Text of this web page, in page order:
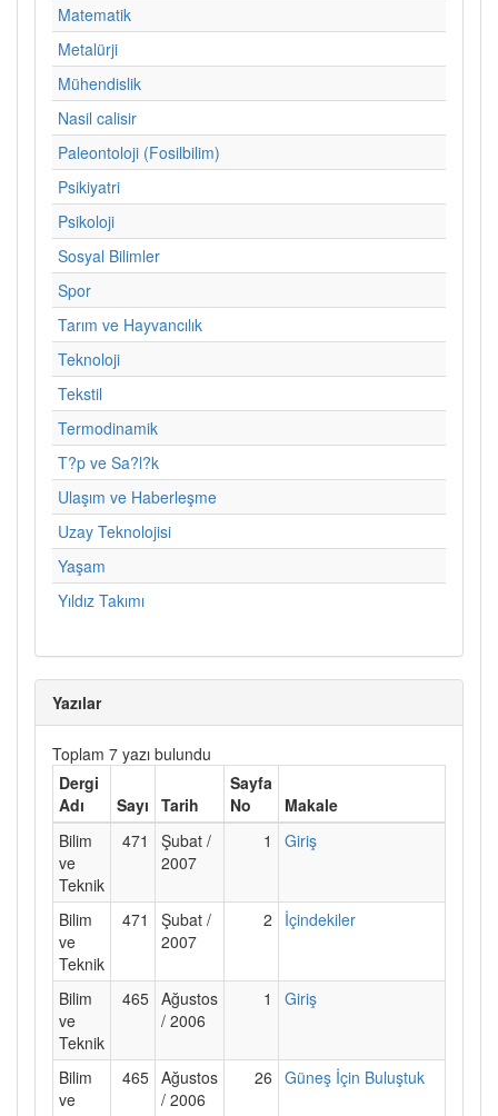
Matematik
Metalürji
Mühendislik
Nasil calisir
Paleontoloji (Fosilbilim)
Psikiyatri
Psikoloji
Sosyal Bilimler
Spor
Tarım ve Hayvancılık
Teknoloji
Tekstil
Termodinamik
T?p ve Sa?l?k
Ulaşım ve Haberleşme
Uzay Teknolojisi
Yaşam
Yıldız Takımı
Yazılar
Toplam 7 yazı bulundu
Dergi
Adı
Sayı Tarih
Sayfa
No
Makale
Bilim
ve
Teknik
471
Şubat /
2007
1 Giriş
Bilim
ve
Teknik
471
Şubat /
2007
2 İçindekiler
Bilim
ve
Teknik
465 Ağustos
/ 2006
1 Giriş
Bilim
ve
465 Ağustos
/ 2006
26 Güneş İçin Buluştuk